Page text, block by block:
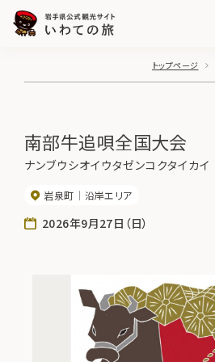
トップページ
南部牛追唄全国大会
ナンブウシオイウタゼンコクタイカイ
岩泉町 沿岸エリア
2026年9月27日（日）